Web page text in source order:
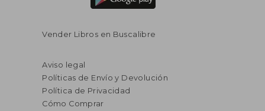
Vender Libros en Buscalibre
Aviso legal
Políticas de Envío y Devolución
Política de Privacidad
Cómo Comprar